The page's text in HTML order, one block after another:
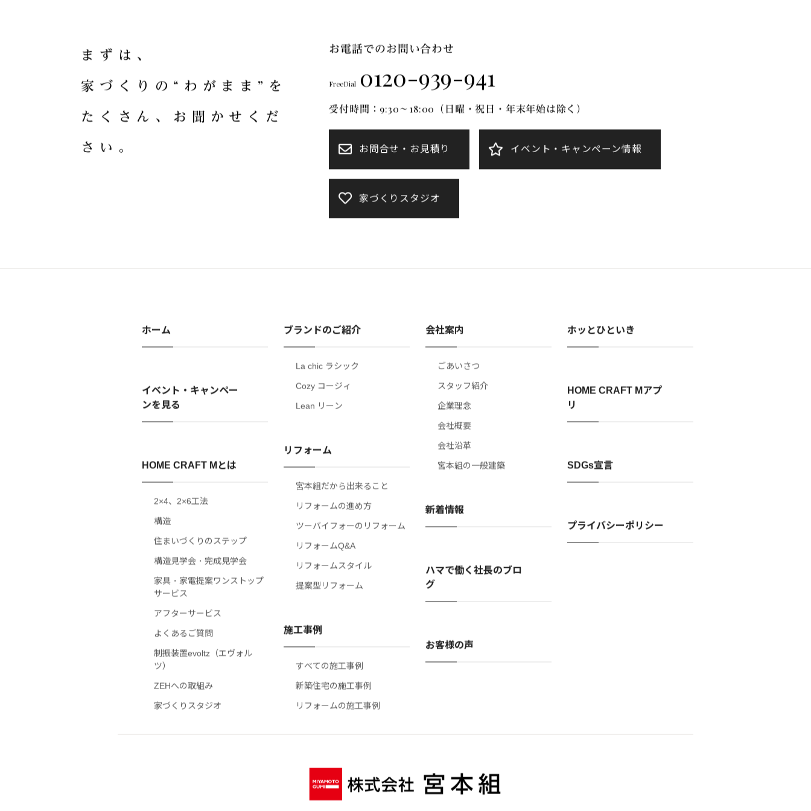
ま ず は 、
家 づ く り の “ わ が ま ま ” を
た く さ ん 、 お 聞 か せ く だ
さ い 。
お電話でのお問い合わせ
FreeDial 0120-939-941
受付時間：9:30～18:00（日曜・祝日・年末年始は除く）
お問合せ・お見積り イベント・キャンペーン情報
家づくりスタジオ
ホーム
イベント・キャンペー
ンを見る
HOME CRAFT Mとは
2×4、2×6工法
構造
住まいづくりのステップ
構造見学会・完成見学会
家具・家電提案ワンストップ
サービス
アフターサービス
よくあるご質問
制振装置evoltz（エヴォル
ツ）
ZEHへの取組み
家づくりスタジオ
ブランドのご紹介
La chic ラシック
Cozy コージィ
Lean リーン
リフォーム
宮本組だから出来ること
リフォームの進め方
ツーバイフォーのリフォーム
リフォームQ&A
リフォームスタイル
提案型リフォーム
施工事例
すべての施工事例
新築住宅の施工事例
リフォームの施工事例
会社案内
ごあいさつ
スタッフ紹介
企業理念
会社概要
会社沿革
宮本組の一般建築
新着情報
ハマで働く社長のブロ
グ
お客様の声
ホッとひといき
HOME CRAFT Mアプ
リ
SDGs宣言
プライバシーポリシー